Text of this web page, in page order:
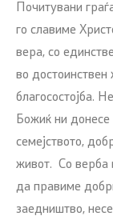
Почитувани
го славиме
вера, со
во
благосостојба.
Божиќ ни донесе
семејството,
живот. Со верба
да правиме
заедништво,